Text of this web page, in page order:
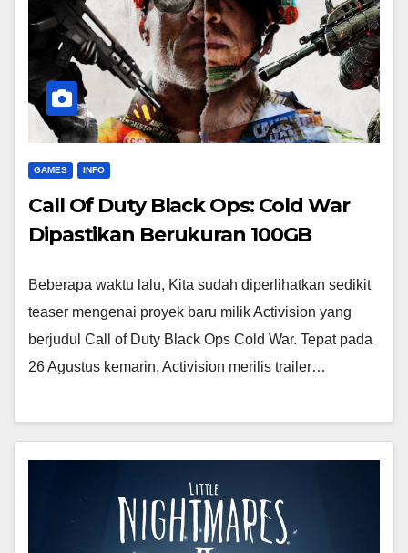
GAMES INFO
Call Of Duty Black Ops: Cold War
Dipastikan Berukuran 100GB
Beberapa waktu lalu, Kita sudah diperlihatkan sedikit
teaser mengenai proyek baru milik Activision yang
berjudul Call of Duty Black Ops Cold War. Tepat pada
26 Agustus kemarin, Activision merilis trailer…